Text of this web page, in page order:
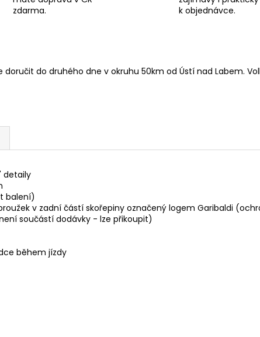
zdarma.
k objednávce.
do druhého dne v okruhu 50km od Ústí nad Labem.
detaily
balení)
v zadní částí skořepiny označený logem Garibaldi
součástí dodávky - lze přikoupit)
během jízdy